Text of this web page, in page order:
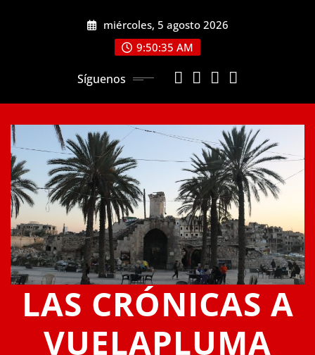
miércoles, 5 agosto 2026
9:50:35 AM
Síguenos
LAS CRÓNICAS A
VUELAPLUMA